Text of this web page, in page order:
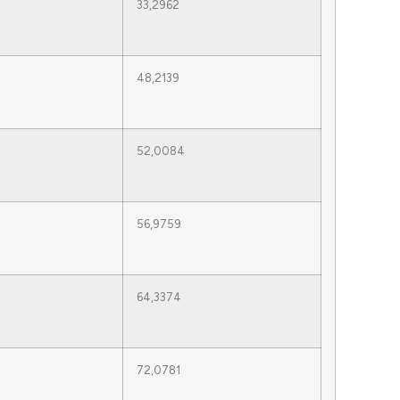
33,2962
48,2139
52,0084
56,9759
64,3374
72,0781